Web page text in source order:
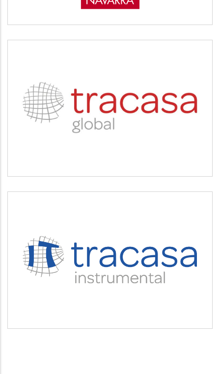
TRACASA
Servicios tecnológicos y modernización
TRACASA INSTRUMENTAL
Servicios tecnológicos y modernización